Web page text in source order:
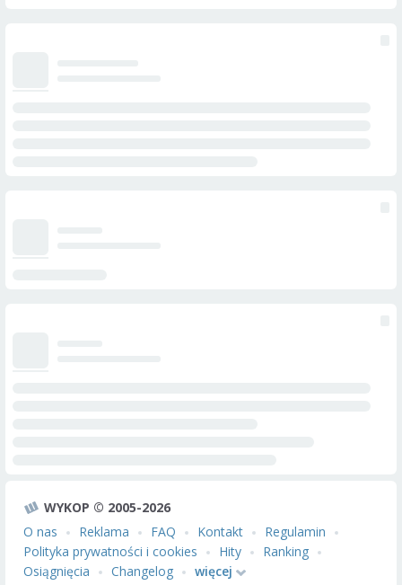
WYKOP © 2005-2026
O nas
Reklama FAQ Kontakt
Regulamin
Polityka prywatności i cookies
Hity
Ranking
Osiągnięcia
Changelog więcej